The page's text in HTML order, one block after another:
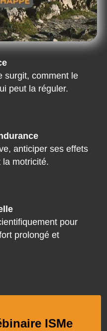
surgit, comment le
peut la réguler.
anticiper ses effets
la motricité.
pour
prolongé et
ISMe